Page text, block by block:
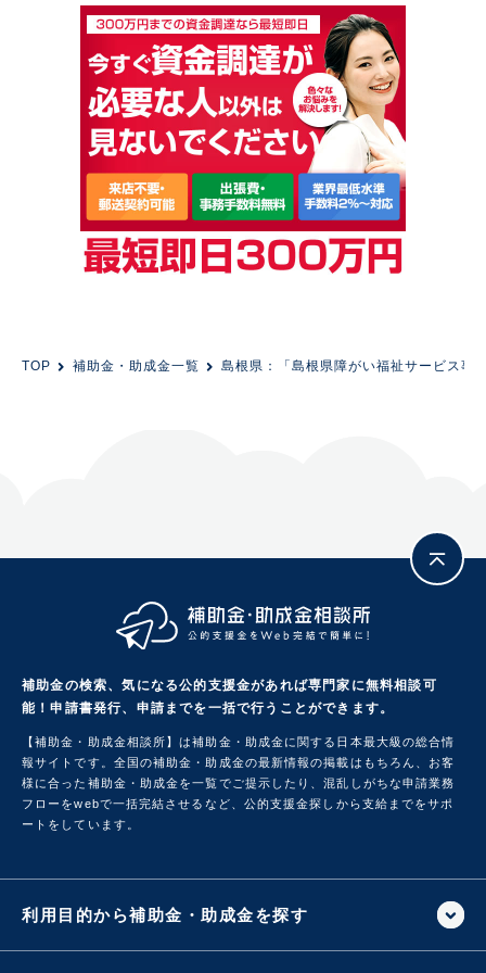
TOP 補助金・助成金一覧 島根県：「島根県障がい福祉サービス事
補助金の検索、気になる公的支援金があれば専門家に無料相談可
能！申請書発行、申請までを一括で行うことができます。
【補助金・助成金相談所】は補助金・助成金に関する日本最大級の総合情
報サイトです。 全国の補助金・助成金の最新情報の掲載はもちろん、お客
様に合った補助金・助成金を一覧でご提示したり、混乱しがちな申請業務
フローをwebで一括完結させるなど、公的支援金探しから支給までをサポ
ートをしています。
利用目的から補助金・助成金を探す